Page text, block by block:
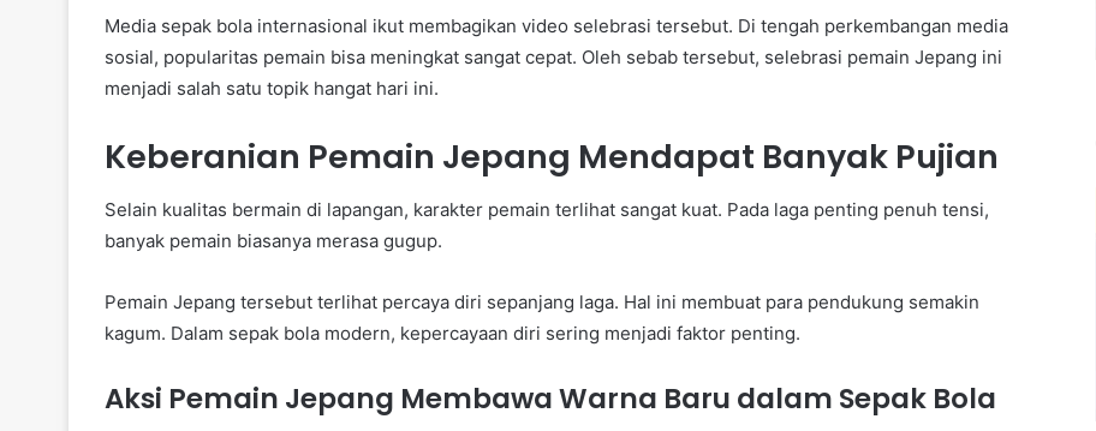
Media sepak bola internasional ikut membagikan video selebrasi tersebut. Di tengah perkembangan media
sosial, popularitas pemain bisa meningkat sangat cepat. Oleh sebab tersebut, selebrasi pemain Jepang ini
menjadi salah satu topik hangat hari ini.
Keberanian Pemain Jepang Mendapat Banyak Pujian
Selain kualitas bermain di lapangan, karakter pemain terlihat sangat kuat. Pada laga penting penuh tensi,
banyak pemain biasanya merasa gugup.
Pemain Jepang tersebut terlihat percaya diri sepanjang laga. Hal ini membuat para pendukung semakin
kagum. Dalam sepak bola modern, kepercayaan diri sering menjadi faktor penting.
Aksi Pemain Jepang Membawa Warna Baru dalam Sepak Bola